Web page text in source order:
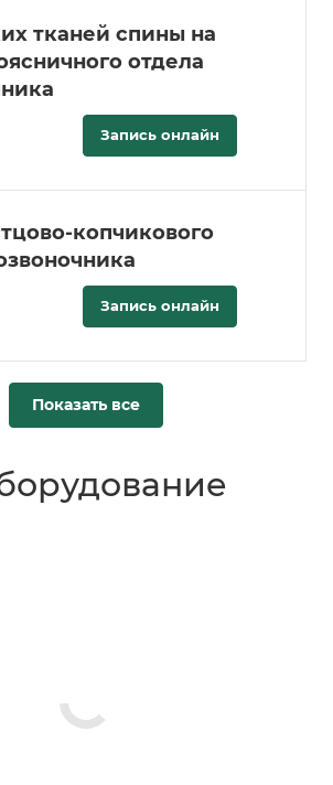
тканей спины на
отдела
Запись онлайн
копчикового
Запись онлайн
Показать все